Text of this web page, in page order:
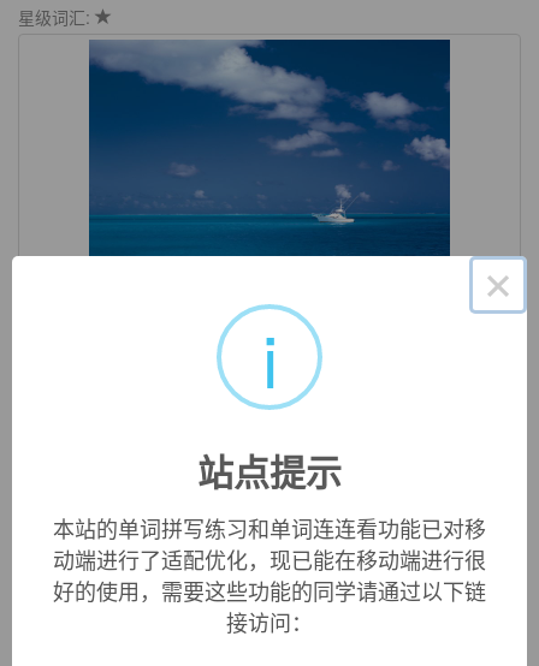
星级词汇:
1/ 3 »
mal-,坏的，不良的，treat,对待。引申词义虐待。
英文词源
maltraiter, or formed in English from
×
i
站点提示
本站的单词拼写练习和单词连连看功能已对移
动端进行了适配优化，现已能在移动端进行很
好的使用，需要这些功能的同学请通过以下链
接访问：